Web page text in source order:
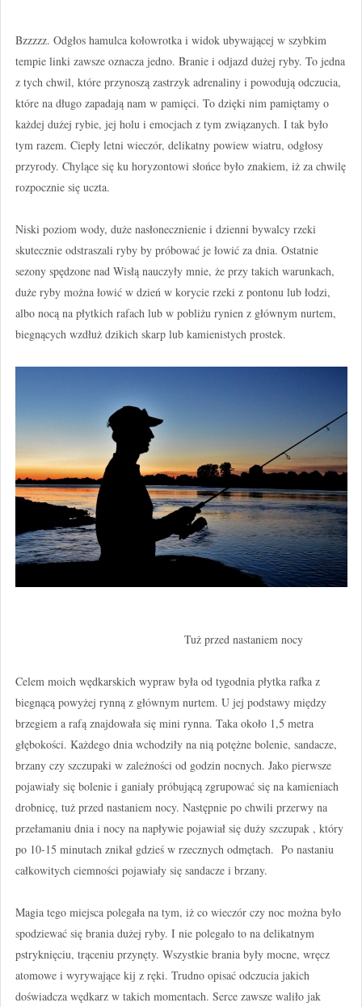
Bzzzzz. Odgłos hamulca kołowrotka i widok ubywającej w szybkim
tempie linki zawsze oznacza jedno. Branie i odjazd dużej ryby. To jedna
z tych chwil, które przynoszą zastrzyk adrenaliny i powodują odczucia,
które na długo zapadają nam w pamięci. To dzięki nim pamiętamy o
każdej dużej rybie, jej holu i emocjach z tym związanych. I tak było
tym razem. Ciepły letni wieczór, delikatny powiew wiatru, odgłosy
przyrody. Chylące się ku horyzontowi słońce było znakiem, iż za chwilę
rozpocznie się uczta.
Niski poziom wody, duże nasłonecznienie i dzienni bywalcy rzeki
skutecznie odstraszali ryby by próbować je łowić za dnia. Ostatnie
sezony spędzone nad Wisłą nauczyły mnie, że przy takich warunkach,
duże ryby można łowić w dzień w korycie rzeki z pontonu lub łodzi,
albo nocą na płytkich rafach lub w pobliżu rynien z głównym nurtem,
biegnących wzdłuż dzikich skarp lub kamienistych prostek.
Tuż przed nastaniem nocy
Celem moich wędkarskich wypraw była od tygodnia płytka rafka z
biegnącą powyżej rynną z głównym nurtem. U jej podstawy między
brzegiem a rafą znajdowała się mini rynna. Taka około 1,5 metra
głębokości. Każdego dnia wchodziły na nią potężne bolenie, sandacze,
brzany czy szczupaki w zależności od godzin nocnych. Jako pierwsze
pojawiały się bolenie i ganiały próbującą zgrupować się na kamieniach
drobnicę, tuż przed nastaniem nocy. Następnie po chwili przerwy na
przełamaniu dnia i nocy na napływie pojawiał się duży szczupak , który
po 10-15 minutach znikał gdzieś w rzecznych odmętach. Po nastaniu
całkowitych ciemności pojawiały się sandacze i brzany.
Magia tego miejsca polegała na tym, iż co wieczór czy noc można było
spodziewać się brania dużej ryby. I nie polegało to na delikatnym
pstryknięciu, trąceniu przynęty. Wszystkie brania były mocne, wręcz
atomowe i wyrywające kij z ręki. Trudno opisać odczucia jakich
doświadcza wędkarz w takich momentach. Serce zawsze waliło jak